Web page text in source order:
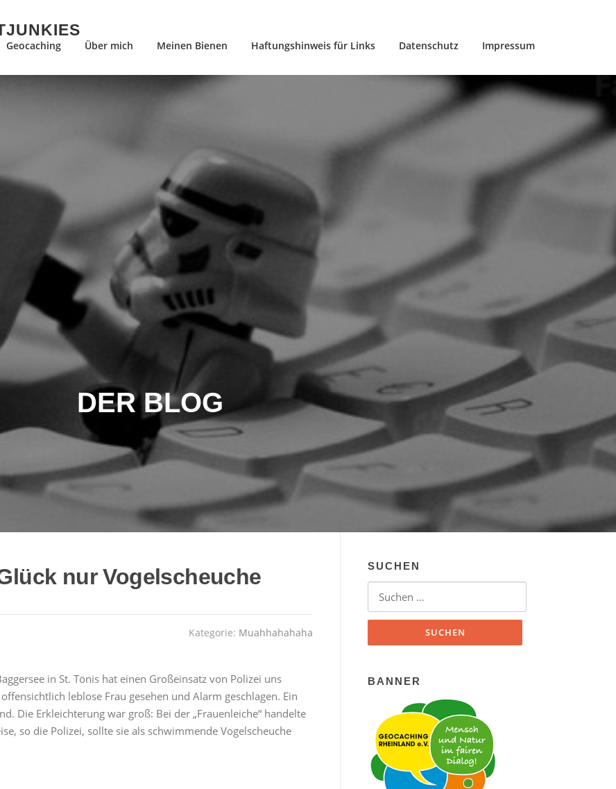
Geocaching Über mich Meinen Bienen Haftungshinweis für Links Datenschutz Impressum
DER BLOG
nur Vogelscheuche
Kategorie: Muahhahahaha
in St. Tönis hat einen Großeinsatz von Polizei uns
leblose Frau gesehen und Alarm geschlagen. Ein
Die Erkleichterung war groß: Bei der „Frauenleiche“ handelte
so die Polizei, sollte sie als schwimmende Vogelscheuche
SUCHEN
Suchen nach:
BANNER